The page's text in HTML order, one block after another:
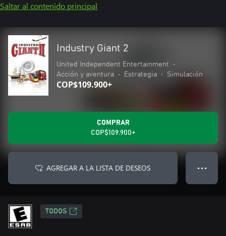
Saltar al contenido principal
Industry Giant 2
United Independent Entertainment
•
Acción y aventura
• Estrategia • Simulación
COP$109.900+
COMPRAR
COP$109.900+
AGREGAR A LA LISTA DE DESEOS ● ● ●
TODOS